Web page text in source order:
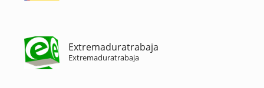
Extremaduratrabaja
Extremaduratrabaja